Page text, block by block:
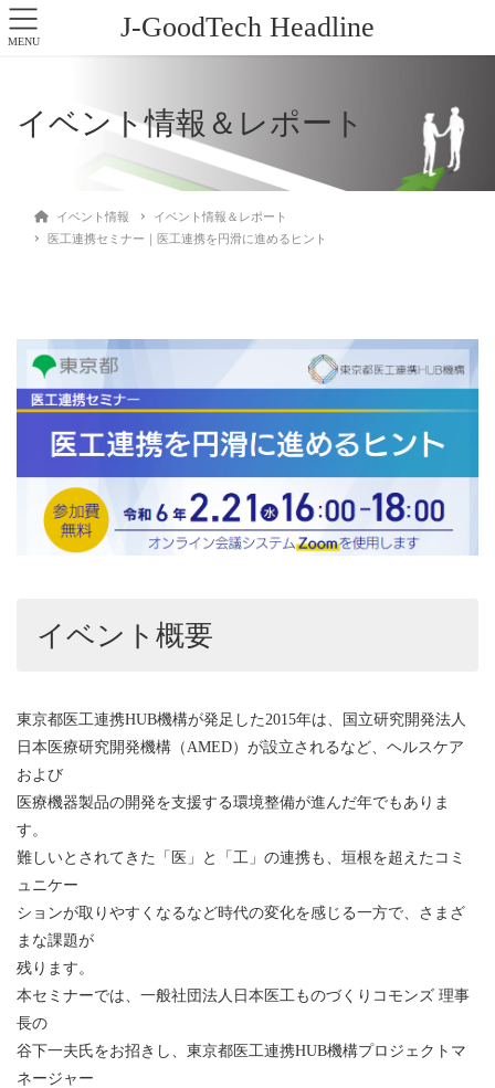
J-GoodTech Headline
イベント情報＆レポート
イベント情報
イベント情報＆レポート
医工連携セミナー｜医工連携を円滑に進めるヒント
イベント概要
東京都医工連携HUB機構が発足した2015年は、国立研究開発法人
日本医療研究開発機構（AMED）が設立されるなど、ヘルスケア
および
医療機器製品の開発を支援する環境整備が進んだ年でもありま
す。
難しいとされてきた「医」と「工」の連携も、垣根を超えたコミ
ュニケー
ションが取りやすくなるなど時代の変化を感じる一方で、さまざ
まな課題が
残ります。
本セミナーでは、一般社団法人日本医工ものづくりコモンズ 理事
長の
谷下一夫氏をお招きし、東京都医工連携HUB機構プロジェクトマ
ネージャー
MENU